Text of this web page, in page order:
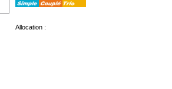
Allocation :